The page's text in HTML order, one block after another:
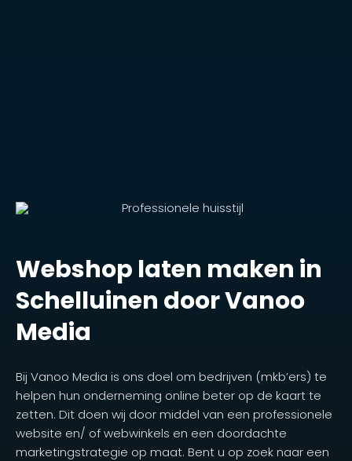
Webshop laten maken in
Schelluinen door Vanoo
Media
Bij Vanoo Media is ons doel om bedrijven (mkb’ers) te
helpen hun onderneming online beter op de kaart te
zetten. Dit doen wij door middel van een professionele
website en/ of webwinkels en een doordachte
marketingstrategie op maat. Bent u op zoek naar een